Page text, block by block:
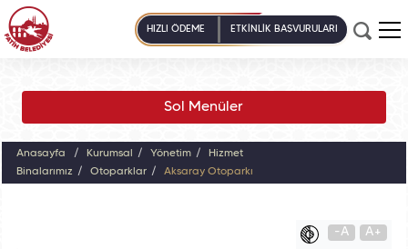
HIZLI ÖDEME ETKİNLİK BAŞVURULARI
Sol Menüler
Anasayfa Kurumsal Yönetim
Hizmet
Binalarımız
Otoparklar Aksaray Otoparkı
-A A+